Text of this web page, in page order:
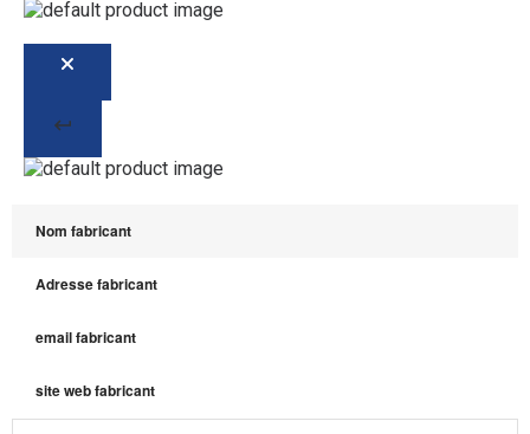
Nom fabricant
Adresse fabricant
email fabricant
site web fabricant